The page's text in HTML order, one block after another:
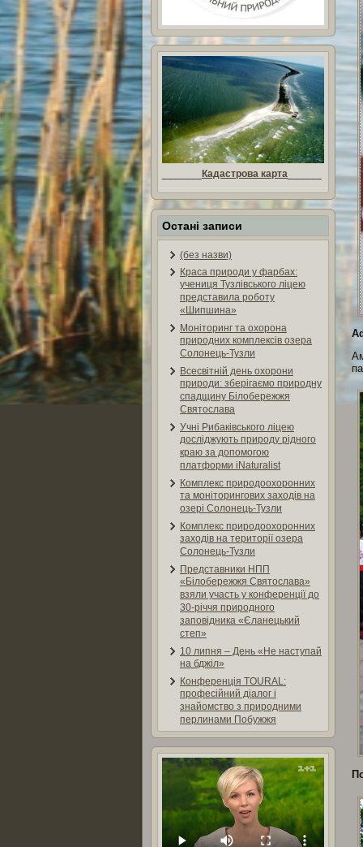
Кадастрова карта
Остані записи
(без назви)
Краса природи у фарбах:
учениця Тузлівського ліцею
представила роботу
«Шипшина»
Моніторинг та охорона
природних комплексів озера
Солонець-Тузли
Всесвітній день охорони
природи: зберігаємо природну
спадщину Білобережжя
Святослава
Учні Рибаківського ліцею
досліджують природу рідного
краю за допомогою
платформи iNaturalist
Комплекс природоохоронних
та моніторингових заходів на
озері Солонець-Тузли
Комплекс природоохоронних
заходів на території озера
Солонець-Тузли
Представники НПП
«Білобережжя Святослава»
взяли участь у конференції до
30-річчя природного
заповідника «Єланецький
степ»
10 липня – День «Не наступай
на бджіл»
Конференція TOURAL:
професійний діалог і
знайомство з природними
перлинами Побужжя